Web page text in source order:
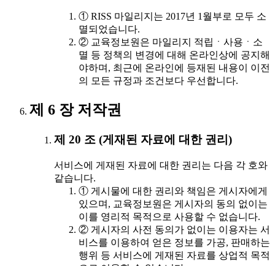
① RISS 마일리지는 2017년 1월부로 모두 소
멸되었습니다.
② 교육정보원은 마일리지 적립ㆍ사용ㆍ소
멸 등 정책의 변경에 대해 온라인상에 공지해
야하며, 최근에 온라인에 등재된 내용이 이전
의 모든 규정과 조건보다 우선합니다.
제 6 장 저작권
제 20 조 (게재된 자료에 대한 권리)
서비스에 게재된 자료에 대한 권리는 다음 각 호와
같습니다.
① 게시물에 대한 권리와 책임은 게시자에게
있으며, 교육정보원은 게시자의 동의 없이는
이를 영리적 목적으로 사용할 수 없습니다.
② 게시자의 사전 동의가 없이는 이용자는 서
비스를 이용하여 얻은 정보를 가공, 판매하는
행위 등 서비스에 게재된 자료를 상업적 목적